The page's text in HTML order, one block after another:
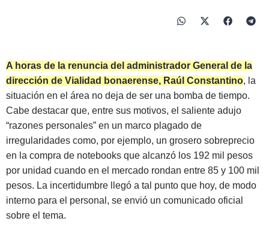
A horas de la renuncia del administrador General de la
dirección de Vialidad bonaerense, Raúl Constantino, la
situación en el área no deja de ser una bomba de tiempo.
Cabe destacar que, entre sus motivos, el saliente adujo
“razones personales” en un marco plagado de
irregularidades como, por ejemplo, un grosero sobreprecio
en la compra de notebooks que alcanzó los 192 mil pesos
por unidad cuando en el mercado rondan entre 85 y 100 mil
pesos. La incertidumbre llegó a tal punto que hoy, de modo
interno para el personal, se envió un comunicado oficial
sobre el tema.